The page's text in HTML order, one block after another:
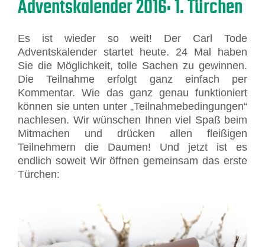
Adventskalender 2016: 1. Türchen
Es ist wieder so weit! Der Carl Tode
Adventskalender startet heute. 24 Mal haben
Sie die Möglichkeit, tolle Sachen zu gewinnen.
Die Teilnahme erfolgt ganz einfach per
Kommentar. Wie das ganz genau funktioniert
können sie unten unter „Teilnahmebedingungen“
nachlesen. Wir wünschen Ihnen viel Spaß beim
Mitmachen und drücken allen fleißigen
Teilnehmern die Daumen! Und jetzt ist es
endlich soweit Wir öffnen gemeinsam das erste
Türchen: